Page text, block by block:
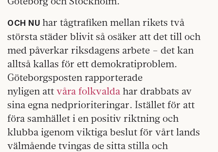
OCH NU har tågtrafiken mellan rikets två
största städer blivit så osäker att det till och
med påverkar riksdagens arbete – det kan
alltså kallas för ett demokratiproblem.
Göteborgsposten rapporterade
nyligen att våra folkvalda har drabbats av
sina egna nedprioriteringar. Istället för att
föra samhället i en positiv riktning och
klubba igenom viktiga beslut för vårt lands
välmående tvingas de sitta stilla och